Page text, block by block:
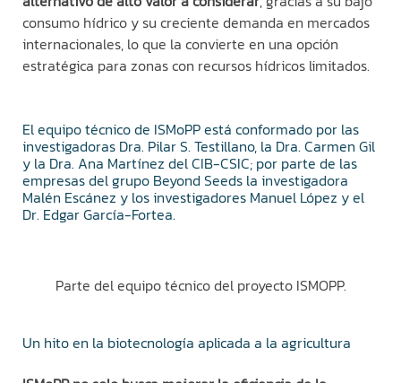
consumo hídrico y su creciente demanda en mercados
internacionales, lo que la convierte en una opción
estratégica para zonas con recursos hídricos limitados.
El equipo técnico de ISMoPP está conformado por las
investigadoras Dra. Pilar S. Testillano, la Dra. Carmen Gil
y la Dra. Ana Martínez del CIB-CSIC; por parte de las
empresas del grupo Beyond Seeds la investigadora
Malén Escánez y los investigadores Manuel López y el
Dr. Edgar García-Fortea.
Parte del equipo técnico del proyecto ISMOPP.
Un hito en la biotecnología aplicada a la agricultura